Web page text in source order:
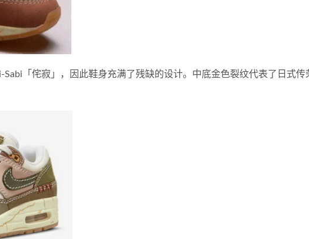
「侘寂」，因此鞋身充满了残缺的设计。中底金色裂纹代表了日式传